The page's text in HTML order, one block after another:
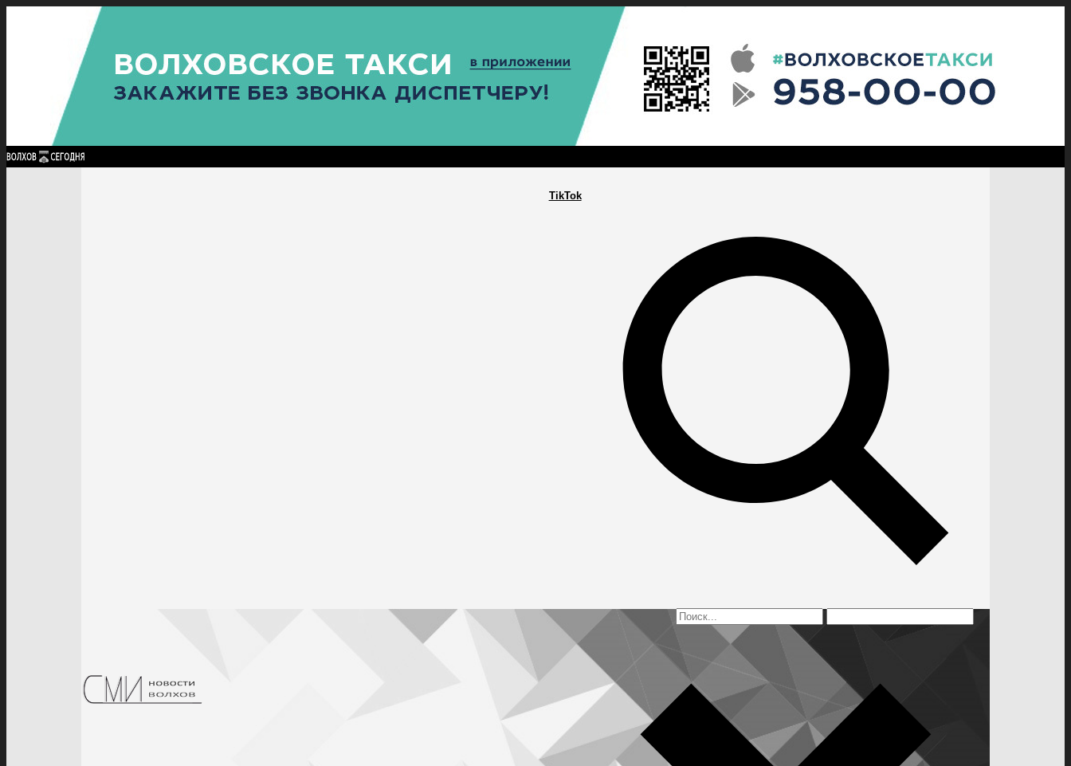
TikTok
ГЛАВНАЯ ПОЛИТИКАПРОИСШЕСТВИЯПРОКУРАТУРА СПОРТ КУЛЬТУРАПОСЕЛЕНИЯ ГЛАВНАЯ
ПОЛИТИКА
КУЛЬТУРА
ПОСЕЛЕНИЯ